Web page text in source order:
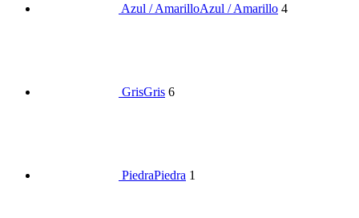
Azul / AmarilloAzul / Amarillo 4
GrisGris 6
PiedraPiedra 1